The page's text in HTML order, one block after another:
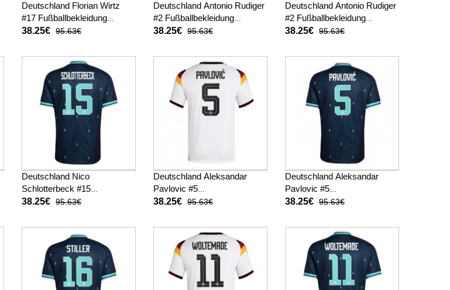
Deutschland Florian Wirtz
#17 Fußballbekleidung
Auswärtstrikot WM 2026
38.25€ 95.63€
Deutschland Antonio Rudiger
#2 Fußballbekleidung
Heimtrikot WM 2026 Kurzarm
38.25€ 95.63€
Deutschland Antonio Rudiger
#2 Fußballbekleidung
Auswärtstrikot WM 2026
38.25€ 95.63€
Deutschland Nico
Schlotterbeck #15
Fußballbekleidung
Kurzarm
38.25€ 95.63€
Deutschland Aleksandar
Pavlovic #5
Fußballbekleidung Heimtrikot
38.25€ 95.63€
Deutschland Aleksandar
Pavlovic #5
Fußballbekleidung
Kurzarm
38.25€ 95.63€